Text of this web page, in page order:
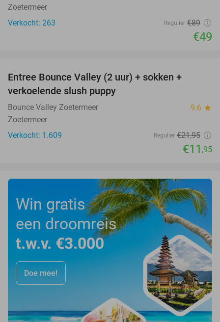
Zoetermeer
Verkocht: 263
Regulier €89
€49
Entree Bounce Valley (2 uur) + sokken +
verkoelende slush puppy
Bounce Valley Zoetermeer 9.6 star
Zoetermeer
Verkocht: 1.609
Regulier €21,95
€11 ,95
Win gratis
een droomreis
t.w.v. €3.000
Doe mee!